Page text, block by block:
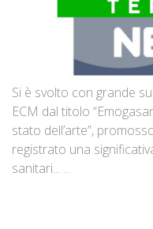
Si è svolto con grande
ECM dal titolo
stato dell’arte”,
registrato una
sanitari... ...